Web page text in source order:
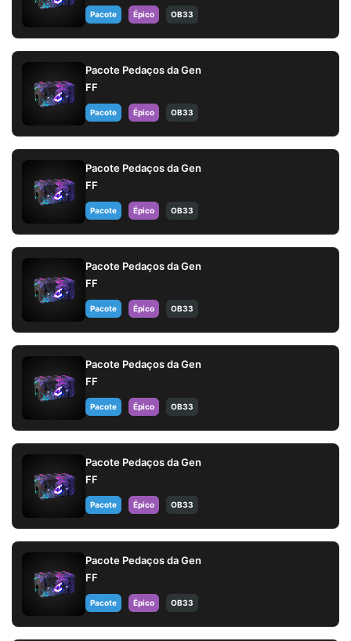
Pacote Épico OB33
Pacote Pedaços da Gen
FF
Pacote Épico OB33
Pacote Pedaços da Gen
FF
Pacote Épico OB33
Pacote Pedaços da Gen
FF
Pacote Épico OB33
Pacote Pedaços da Gen
FF
Pacote Épico OB33
Pacote Pedaços da Gen
FF
Pacote Épico OB33
Pacote Pedaços da Gen
FF
Pacote Épico OB33